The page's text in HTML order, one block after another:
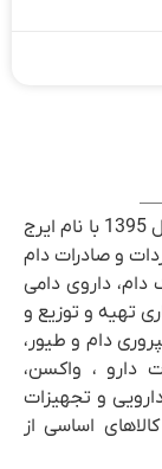
شرکت بهین تجارت رستاک خلیج فارس، در سال 1395 با نام ایرج
و صادرات دام
دام، داروی دامی
تهیه و توزیع و
دام و طیور،
دارو ، واکسن،
و تجهیزات
اساسی از